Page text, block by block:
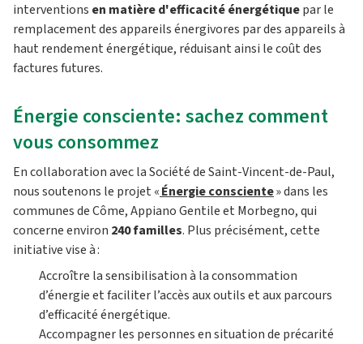
interventions en matière d'efficacité énergétiquepar le
remplacement des appareils énergivores par des appareils à
haut rendement énergétique, réduisant ainsi le coût des
factures futures.
Énergie consciente: sachez comment
vous consommez
En collaboration avec la Société de Saint-Vincent-de-Paul,
nous soutenons le projet «Énergie consciente» dans les
communes de Côme, Appiano Gentile et Morbegno, qui
concerne environ 240 familles. Plus précisément, cette
initiative vise à :
Accroître la sensibilisation à la consommation
d’énergie et faciliter l’accès aux outils et aux parcours
d’efficacité énergétique.
Accompagner les personnes en situation de précarité